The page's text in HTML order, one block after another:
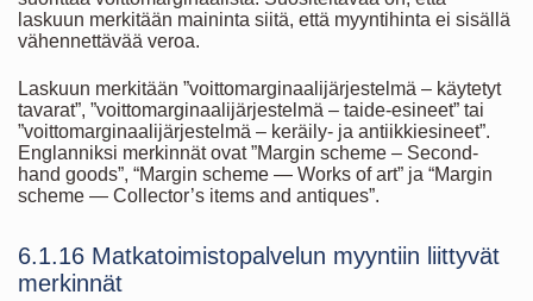
laskuun merkitään maininta siitä, että myyntihinta ei sisällä
vähennettävää veroa.
Laskuun merkitään ”voittomarginaalijärjestelmä – käytetyt
tavarat”, ”voittomarginaalijärjestelmä – taide-esineet” tai
”voittomarginaalijärjestelmä – keräily- ja antiikkiesineet”.
Englanniksi merkinnät ovat ”Margin scheme – Second-
hand goods”, “Margin scheme — Works of art” ja “Margin
scheme — Collector’s items and antiques”.
6.1.16 Matkatoimistopalvelun myyntiin liittyvät
merkinnät